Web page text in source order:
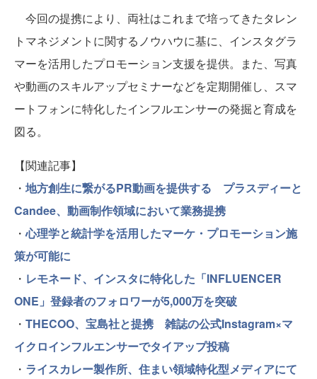
今回の提携により、両社はこれまで培ってきたタレン
トマネジメントに関するノウハウに基に、インスタグラ
マーを活用したプロモーション支援を提供。また、写真
や動画のスキルアップセミナーなどを定期開催し、スマ
ートフォンに特化したインフルエンサーの発掘と育成を
図る。
【関連記事】
・ 地方創生に繋がるPR動画を提供する プラスディーと
Candee、動画制作領域において業務提携
・心理学と統計学を活用したマーケ・プロモーション施
策が可能に
・ レモネード、インスタに特化した「INFLUENCER
ONE」登録者のフォロワーが5,000万を突破
・ THECOO、宝島社と提携 雑誌の公式Instagram×マ
イクロインフルエンサーでタイアップ投稿
・ ライスカレー製作所、住まい領域特化型メディアにて